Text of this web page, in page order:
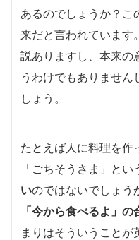
あるのでしょうか？こ
来だと言われています
説ありますし、本来の
うわけでもありません
しょう。
たとえば人に料理を作
「ごちそうさま」とい
いのではないでしょう
「今から食べるよ」の
まりはそういうこと